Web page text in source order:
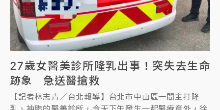
27歲女醫美診所隆乳出事！突失去生命
跡象 急送醫搶救
【記者林志青／台北報導】台北市中山區一間主打隆